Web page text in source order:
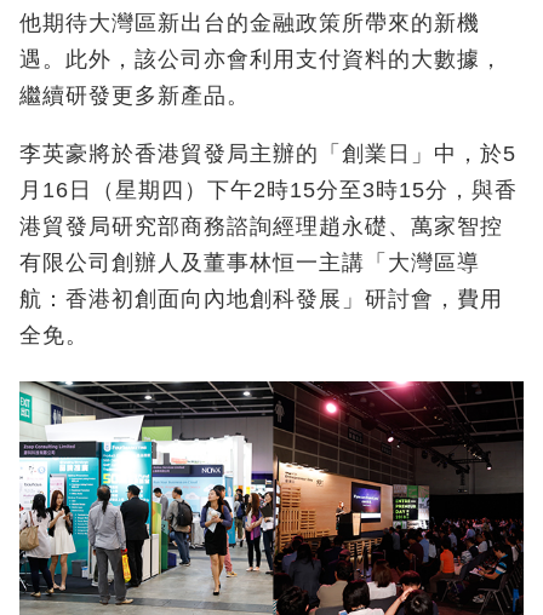
他期待大灣區新出台的金融政策所帶來的新機
遇。此外，該公司亦會利用支付資料的大數據，
繼續研發更多新產品。
李英豪將於香港貿發局主辦的「創業日」中，於5
月16日（星期四）下午2時15分至3時15分，與香
港貿發局研究部商務諮詢經理趙永礎、萬家智控
有限公司創辦人及董事林恒一主講「大灣區導
航：香港初創面向內地創科發展」研討會，費用
全免。